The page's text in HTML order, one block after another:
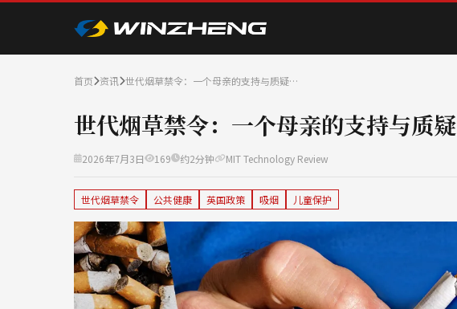
首页 资讯 世代烟草禁令：一个母亲的支持与质疑…
世代烟草禁令：一个母亲的支持与质疑
2026年7月3日 169 约2分钟 MIT Technology Review
世代烟草禁令 公共健康 英国政策 吸烟 儿童保护